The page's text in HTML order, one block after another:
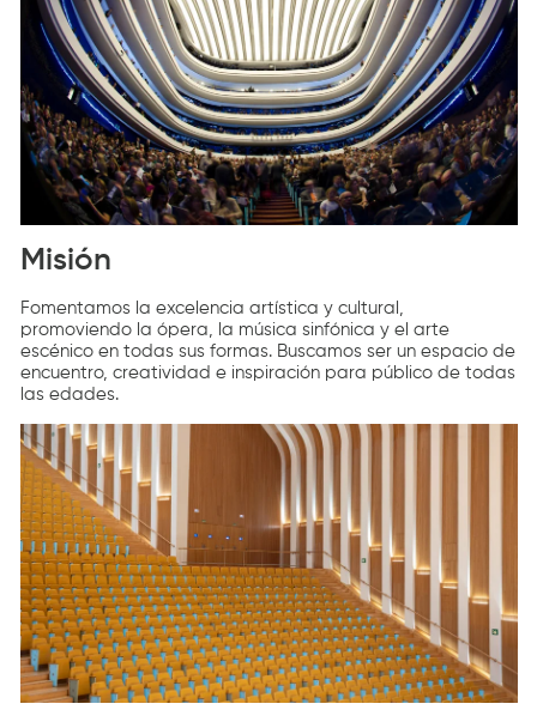
Misión
Fomentamos la excelencia artística y cultural,
promoviendo la ópera, la música sinfónica y el arte
escénico en todas sus formas. Buscamos ser un espacio de
encuentro, creatividad e inspiración para público de todas
las edades.